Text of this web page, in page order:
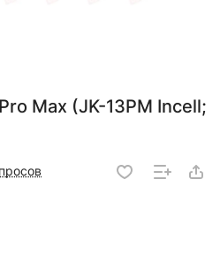
Max (JK-13PM Incell;